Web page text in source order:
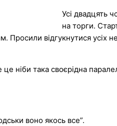
Усі двадцять
на торги.
Просили відгукнутися усіх
ніби така своєрідна
воно якось все”.